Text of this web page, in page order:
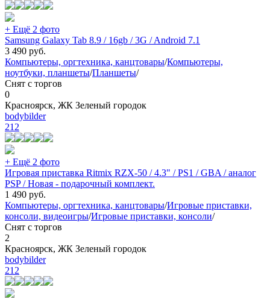
+ Ещё 2 фото
Samsung Galaxy Tab 8.9 / 16gb / 3G / Android 7.1
3 490 руб.
Компьютеры, оргтехника, канцтовары/Компьютеры,
ноутбуки, планшеты/Планшеты/
Снят с торгов
0
Красноярск, ЖК Зеленый городок
bodybilder
212
+ Ещё 2 фото
Игровая приставка Ritmix RZX-50 / 4.3" / PS1 / GBA / аналог
PSP / Новая - подарочный комплект.
1 490 руб.
Компьютеры, оргтехника, канцтовары/Игровые приставки,
консоли, видеоигры/Игровые приставки, консоли/
Снят с торгов
2
Красноярск, ЖК Зеленый городок
bodybilder
212